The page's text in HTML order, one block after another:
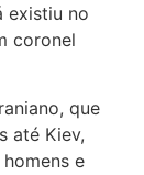
existiu no
coronel
que
até Kiev,
e